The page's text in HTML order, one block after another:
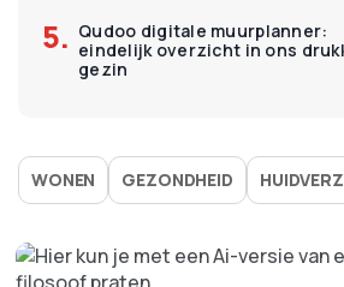
Qudoo digitale muurplanner:
eindelijk overzicht in ons
gezin
WONEN GEZONDHEID